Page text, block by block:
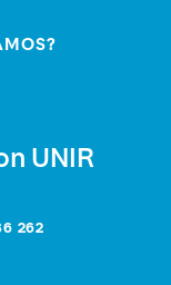
UNIR
262